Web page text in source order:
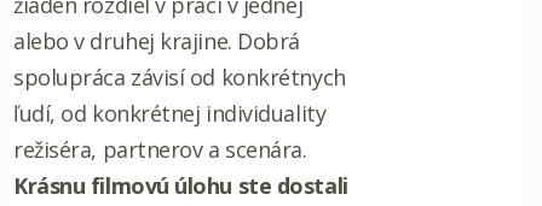
alebo v druhej krajine. Dobrá
spolupráca závisí od konkrétnych
ľudí, od konkrétnej individuality
režiséra, partnerov a scenára.
Krásnu filmovú úlohu ste dostali